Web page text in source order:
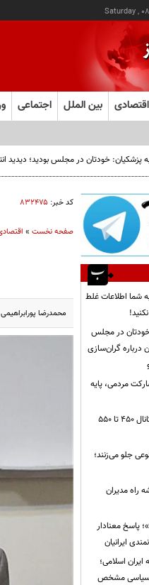
Saturday ,
اقتصادی بین الملل اجتماعی
خودتان در مجلس بودید؛ دیدید
کد خبر: ۸۳۲۴۷۵
صفحه نخست»
محمدرضا
شما اطلاعات غلط
در مجلس
درباره گران‌سازی
مردمی، پایه
قیمت‌ برنج ایرانی همچنان در کانال ۴۵۰ تا ۵۵۰
جلو می‌زنند؛
راه مدیران
پاسخ معنادار
ایرانیان
اسلامی؛
سیاسی مشخص